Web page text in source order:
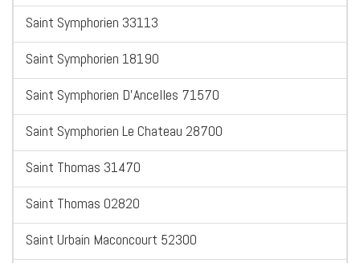
Saint Symphorien 33113
Saint Symphorien 18190
Saint Symphorien D'Ancelles 71570
Saint Symphorien Le Chateau 28700
Saint Thomas 31470
Saint Thomas 02820
Saint Urbain Maconcourt 52300